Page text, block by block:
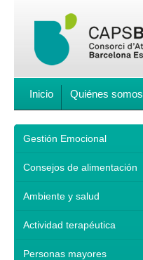
Inicio Quiénes somos
Gestión Emocional
Consejos de alimentación
Ambiente y salud
Actividad terapéutica
Personas mayores